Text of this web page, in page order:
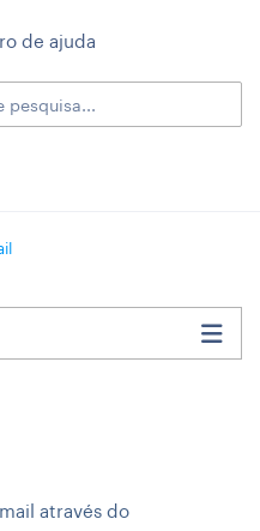
de ajuda
através do